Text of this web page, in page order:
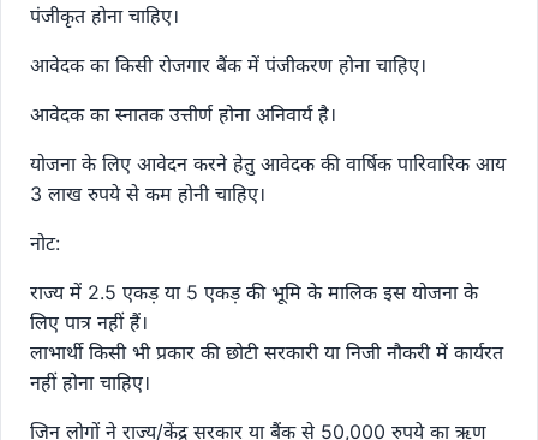
पंजीकृत होना चाहिए।
आवेदक का किसी रोजगार बैंक में पंजीकरण होना चाहिए।
आवेदक का स्नातक उत्तीर्ण होना अनिवार्य है।
योजना के लिए आवेदन करने हेतु आवेदक की वार्षिक पारिवारिक आय
3 लाख रुपये से कम होनी चाहिए।
नोट:
राज्य में 2.5 एकड़ या 5 एकड़ की भूमि के मालिक इस योजना के
लिए पात्र नहीं हैं।
लाभार्थी किसी भी प्रकार की छोटी सरकारी या निजी नौकरी में कार्यरत
नहीं होना चाहिए।
जिन लोगों ने राज्य/केंद्र सरकार या बैंक से 50,000 रुपये का ऋण